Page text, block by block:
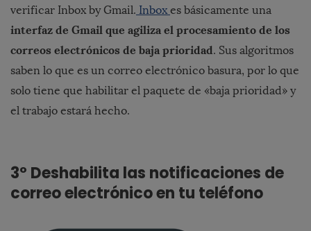
verificar Inbox by Gmail. Inboxes básicamente una
interfaz de Gmail que agiliza el procesamiento de los
correos electrónicos de baja prioridad. Sus algoritmos
saben lo que es un correo electrónico basura, por lo que
solo tiene que habilitar el paquete de «baja prioridad» y
el trabajo estará hecho.
3º Deshabilita las notificaciones de
correo electrónico en tu teléfono